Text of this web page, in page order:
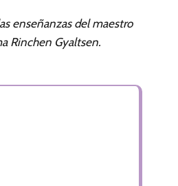
enseñanzas del maestro
Rinchen Gyaltsen.